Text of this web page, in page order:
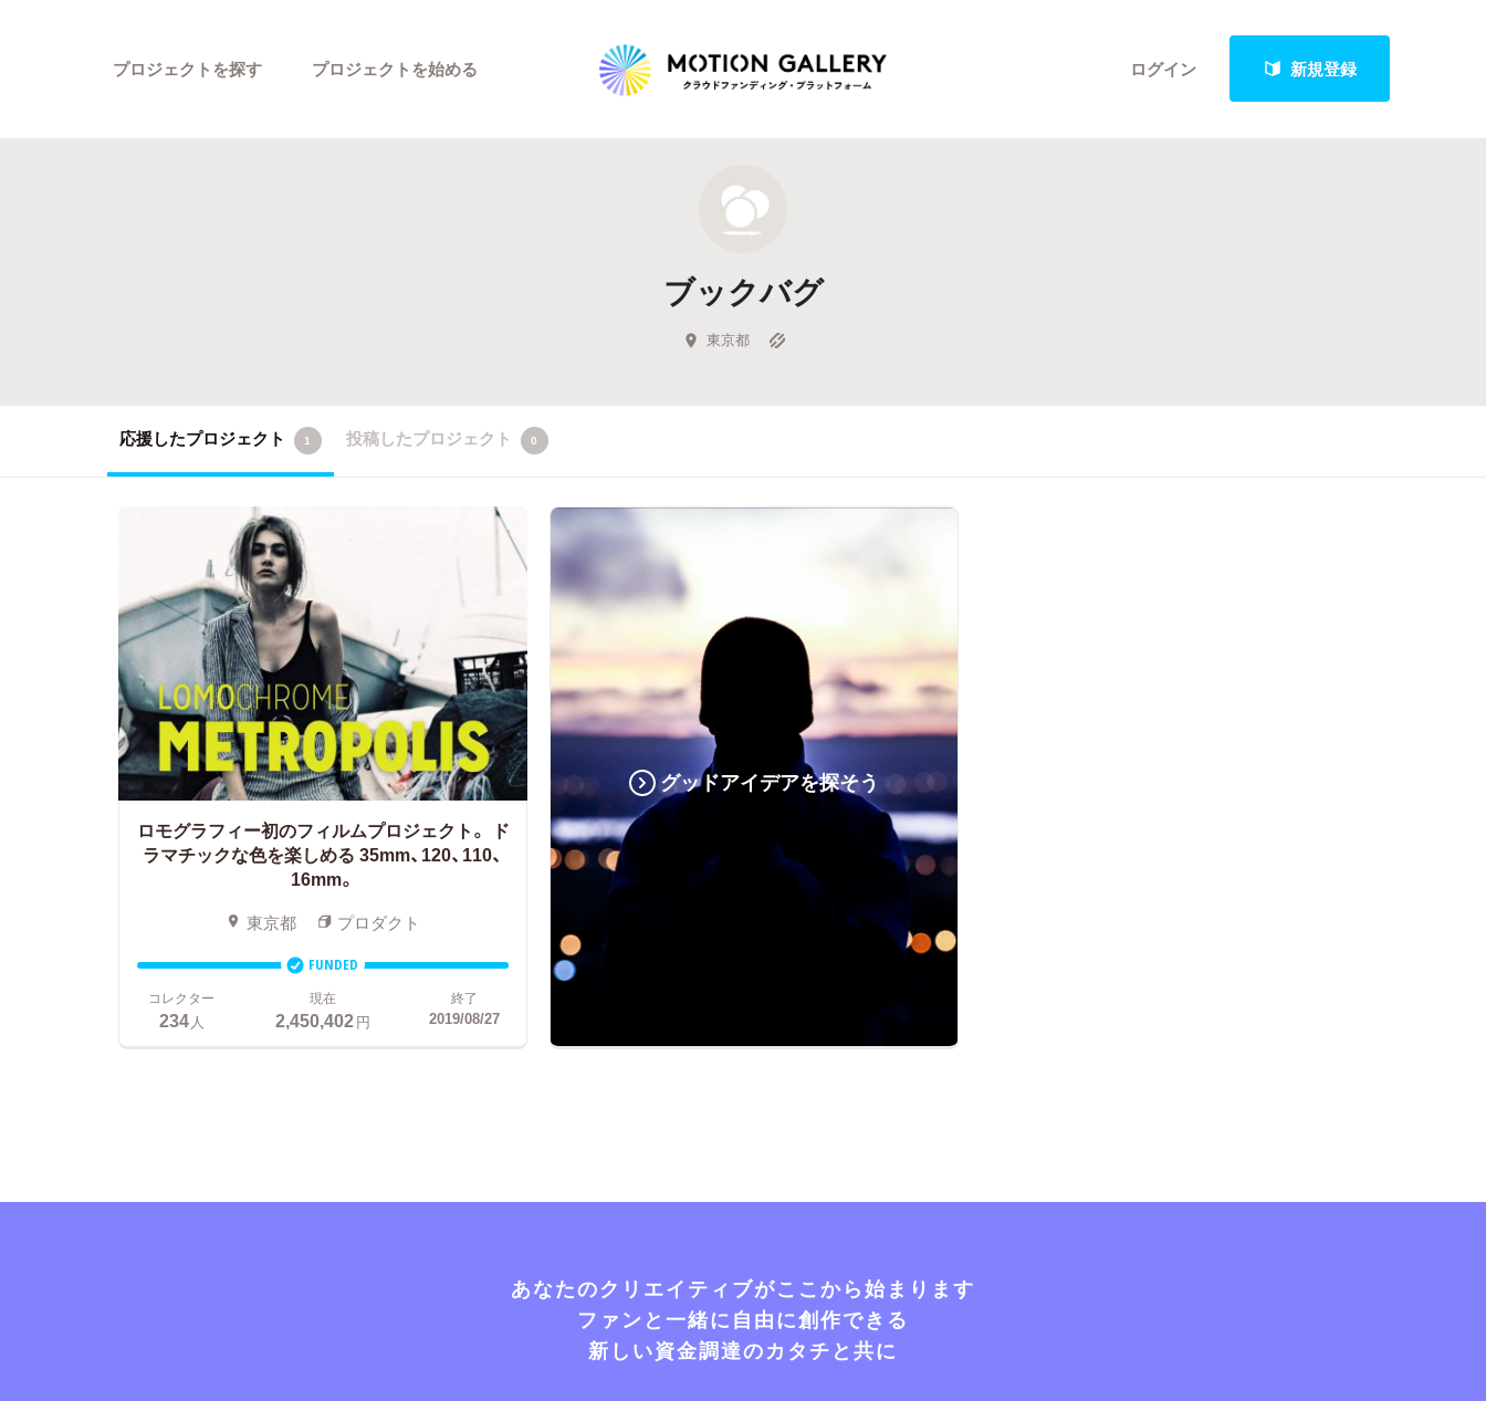
ログイン 新規登録
プロジェクトを探す
新着プロジェクト
Feature
キュレーターから探す
プロジェクトを始める
ブックバグ
東京都
応援したプロジェクト 1 投稿したプロジェクト 0
ロモグラフィー初のフィルムプロジェクト。
ド
ラマチックな色を楽しめる 35mm、120、110、
16mm。
東京都 プロダクト
FUNDED
コレクター
234人
現在
2,450,402円
終了
2019/08/27
グッドアイデアを探そう
あなたのクリエイティブがここから始まります
ファンと一緒に自由に創作できる
新しい資金調達のカタチと共に